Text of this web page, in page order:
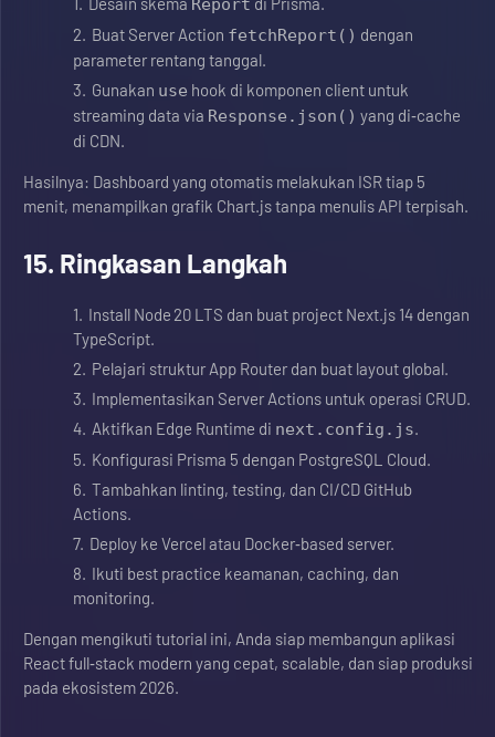
Report
Buat Server Action fetchReport() dengan
parameter rentang tanggal.
Gunakan use hook di komponen client untuk
streaming data via Response.json() yang di‑cache
di CDN.
Hasilnya: Dashboard yang otomatis melakukan ISR tiap 5
menit, menampilkan grafik Chart.js tanpa menulis API terpisah.
15. Ringkasan Langkah
Install Node 20 LTS dan buat project Next.js 14 dengan
TypeScript.
Pelajari struktur App Router dan buat layout global.
Implementasikan Server Actions untuk operasi CRUD.
Aktifkan Edge Runtime di next.config.js.
Konfigurasi Prisma 5 dengan PostgreSQL Cloud.
Tambahkan linting, testing, dan CI/CD GitHub
Actions.
Deploy ke Vercel atau Docker‑based server.
Ikuti best practice keamanan, caching, dan
monitoring.
Dengan mengikuti tutorial ini, Anda siap membangun aplikasi
React full‑stack modern yang cepat, scalable, dan siap produksi
pada ekosistem 2026.